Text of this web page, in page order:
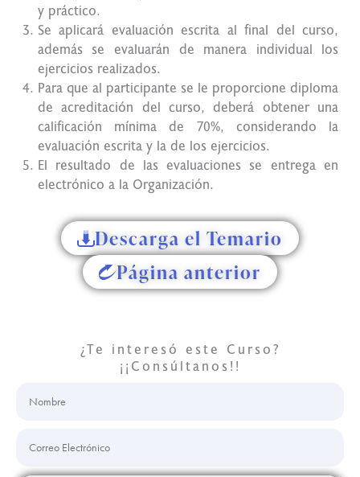
y práctico.
Se aplicará evaluación escrita al final del curso,
además se evaluarán de manera individual los
ejercicios realizados.
Para que al participante se le proporcione diploma
de acreditación del curso, deberá obtener una
calificación mínima de 70%, considerando la
evaluación escrita y la de los ejercicios.
El resultado de las evaluaciones se entrega en
electrónico a la Organización.
Descarga el Temario
Página anterior
Conócenos
¿Te interesó este Curso?
¡¡Consúltanos!!
Electrónico